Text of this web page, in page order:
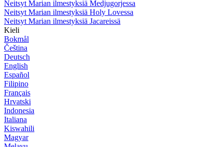
Neitsyt Marian ilmestyksiä Medjugorjessa
Neitsyt Marian ilmestyksiä Holy Lovessa
Neitsyt Marian ilmestyksiä Jacareissä
Kieli
Bokmål
Čeština
Deutsch
English
Español
Filipino
Français
Hrvatski
Indonesia
Italiana
Kiswahili
Magyar